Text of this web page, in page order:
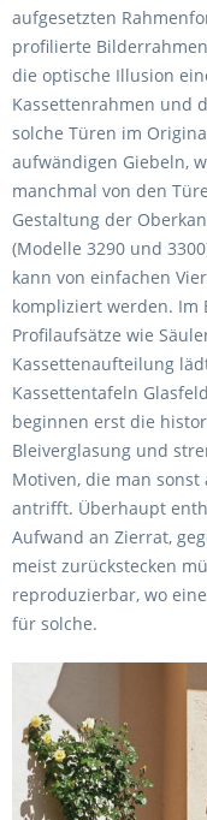
aufgesetzten
profilierte
die optische Illusion
Kassettenrahmen und
solche Türen im
aufwändigen Giebeln,
manchmal von den
Gestaltung der
(Modelle 3290 und
kann von einfachen
kompliziert werden. Im
Profilaufsätze wie
Kassettenaufteilung
Kassettentafeln
beginnen erst die
Bleiverglasung und
Motiven, die man
antrifft. Überhaupt
Aufwand an Zierrat,
meist zurückstecken
reproduzierbar, wo eine
für solche.